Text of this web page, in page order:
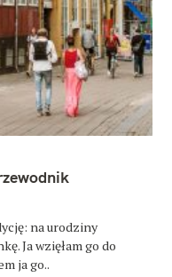
na urodziny
Ja wzięłam go do
ja go..